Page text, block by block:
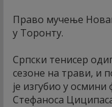
Право мучење
у Торонту.
Српски тенисер
сезоне на трави, и
је изгубио у
Стефаноса Циципаса